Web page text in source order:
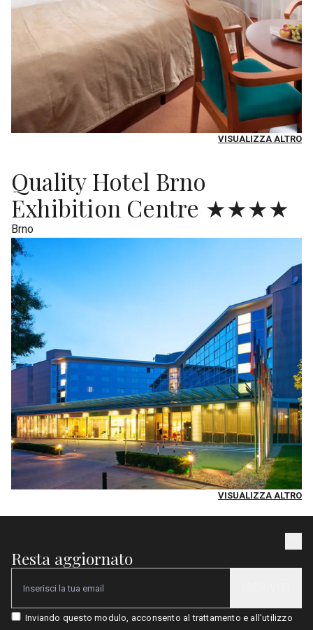
VISUALIZZA ALTRO
Quality Hotel Brno
Exhibition Centre ★★★★
Brno
VISUALIZZA ALTRO
Resta aggiornato
Email
Inviando questo modulo, acconsento al trattamento e all'utilizzo